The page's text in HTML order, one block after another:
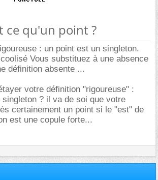
ce qu'un point ?
: un point est un singleton.
Vous substituez à une absence
définition absente ...
votre définition "rigoureuse" :
singleton ? il va de soi que votre
certainement un point si le "est" de
est une copule forte...